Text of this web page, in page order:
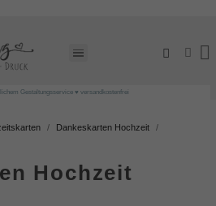
Gestaltungsservice ♥ versandkostenfrei
Dankeskarten Hochzeit
Hochzeit